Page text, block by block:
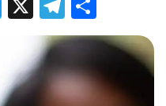
Twitter
X